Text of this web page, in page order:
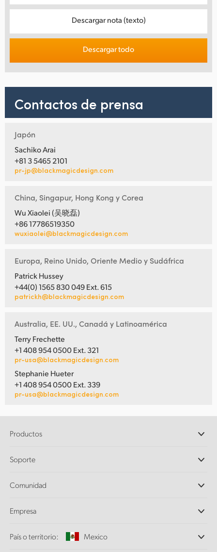
Descargar nota (texto)
Descargar todo
Contactos de prensa
Japón
Sachiko Arai
+81 3 5465 2101
pr-jp@blackmagicdesign.com
China, Singapur, Hong Kong y Corea
Wu Xiaolei (吴晓磊)
+86 17786519350
wuxiaolei@blackmagicdesign.com
Europa, Reino Unido, Oriente Medio y Sudáfrica
Patrick Hussey
+44(0) 1565 830 049 Ext. 615
patrickh@blackmagicdesign.com
Australia, EE. UU., Canadá y Latinoamérica
Terry Frechette
+1 408 954 0500 Ext. 321
pr-usa@blackmagicdesign.com
Stephanie Hueter
+1 408 954 0500 Ext. 339
pr-usa@blackmagicdesign.com
Productos
DaVinci Resolve y Fusion
Ultimatte
Captura y reproducción
Conversión de formatos
Soporte
Centro de soporte técnico
Comunidad
Empresa
Perfil empresarial
País o territorio: Mexico